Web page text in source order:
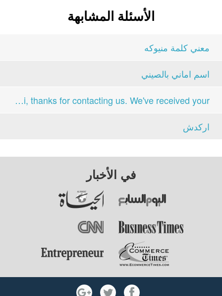
الأسئلة المشابهة
معني كلمة منيوكه
اسم اماني بالصيني
Hi, thanks for contacting us. We've received your...
اركدش
في الأخبار